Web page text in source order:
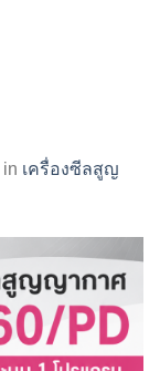
in เครื่องซีลสูญ